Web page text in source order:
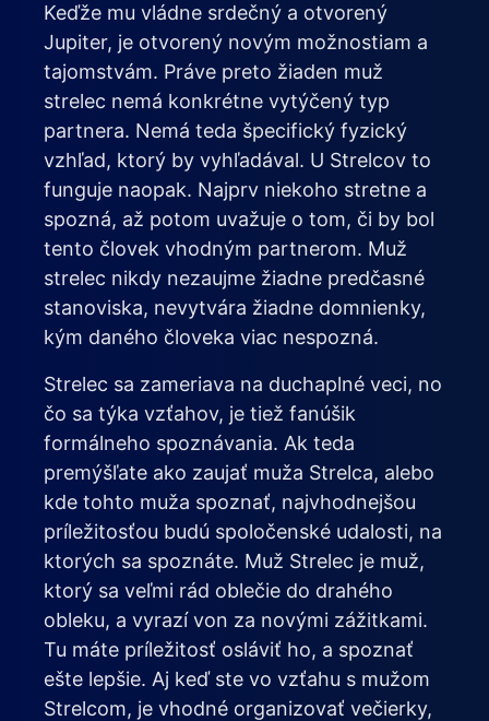
Keďže mu vládne srdečný a otvorený
Jupiter, je otvorený novým možnostiam a
tajomstvám. Práve preto žiaden muž
strelec nemá konkrétne vytýčený typ
partnera. Nemá teda špecifický fyzický
vzhľad, ktorý by vyhľadával. U Strelcov to
funguje naopak. Najprv niekoho stretne a
spozná, až potom uvažuje o tom, či by bol
tento človek vhodným partnerom. Muž
strelec nikdy nezaujme žiadne predčasné
stanoviska, nevytvára žiadne domnienky,
kým daného človeka viac nespozná.
Strelec sa zameriava na duchaplné veci, no
čo sa týka vzťahov, je tiež fanúšik
formálneho spoznávania. Ak teda
premýšľate ako zaujať muža Strelca, alebo
kde tohto muža spoznať, najvhodnejšou
príležitosťou budú spoločenské udalosti, na
ktorých sa spoznáte. Muž Strelec je muž,
ktorý sa veľmi rád oblečie do drahého
obleku, a vyrazí von za novými zážitkami.
Tu máte príležitosť osláviť ho, a spoznať
ešte lepšie. Aj keď ste vo vzťahu s mužom
Strelcom, je vhodné organizovať večierky,